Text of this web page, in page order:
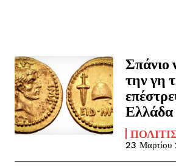
Σπάνιο
την γη
Ελλάδα
23 Μαρτίου